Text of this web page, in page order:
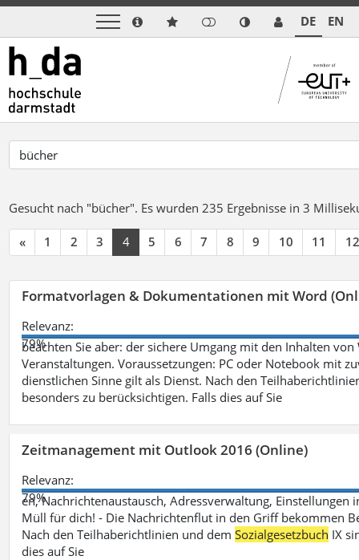
DE EN
Gesucht nach "bücher". Es wurden 235 Ergebnisse in 3
« 1 2 3 4 5 6 7 8 9 10 11 12
Formatvorlagen & Dokumentationen mit Word
Relevanz:
79%
beachten Sie aber: der sichere Umgang mit den Inhalten
Veranstaltungen. Voraussetzungen: PC oder Notebook mit
dienstlichen Sinne gilt als Dienst. Nach den
besonders zu berücksichtigen. Falls dies auf Sie
Zeitmanagement mit Outlook 2016 (Online)
Relevanz:
79%
en, Nachrichtenaustausch, Adressverwaltung,
Müll für dich! - Die Nachrichtenflut in den Griff bekommen
Nach den Teilhaberichtlinien und demSozialgesetzbuch IX
dies auf Sie